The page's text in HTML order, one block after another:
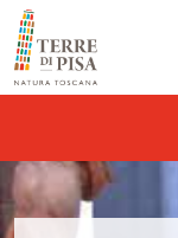
Vai al contenuto